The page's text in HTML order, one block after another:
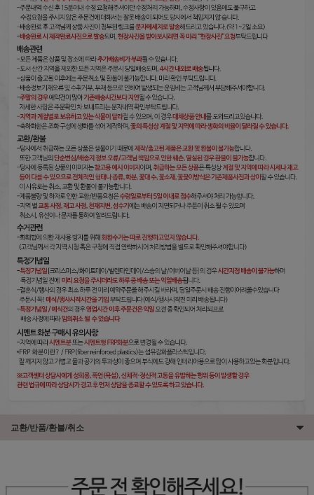
교환/반품/환불/취소